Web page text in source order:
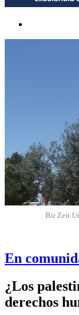
Bir Zeit
En
¿Los
derechos